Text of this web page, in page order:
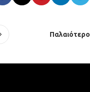
Παλαιότερο